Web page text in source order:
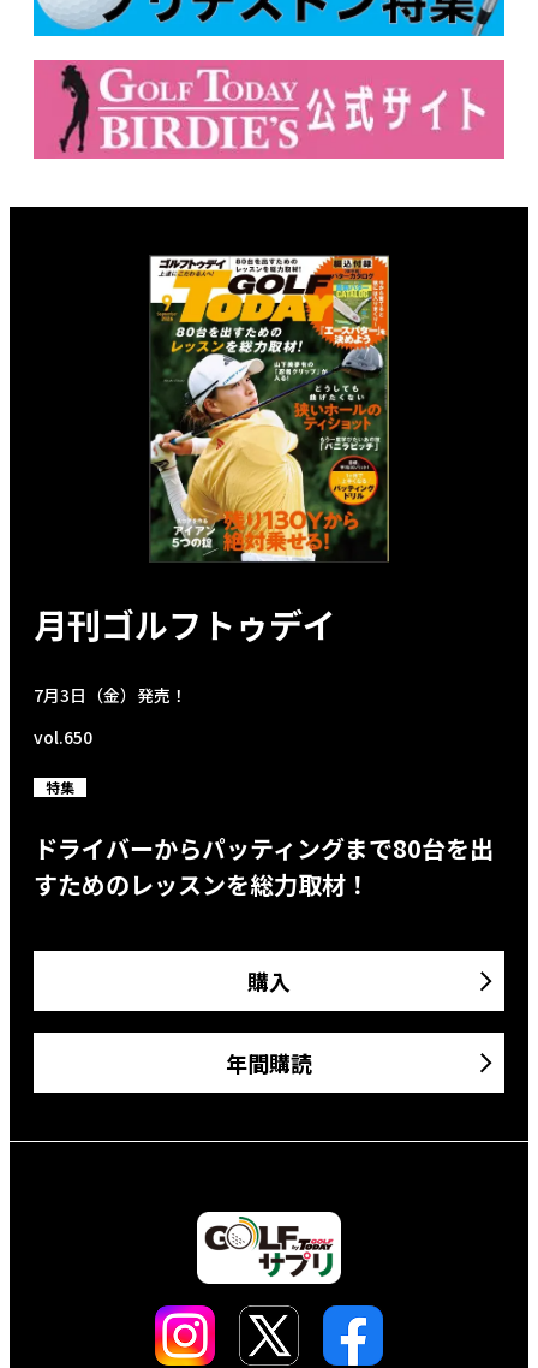
月刊ゴルフトゥデイ
7月3日（金）発売！
vol.650
特集
ドライバーからパッティングまで80台を出
すためのレッスンを総力取材！
購入
年間購読